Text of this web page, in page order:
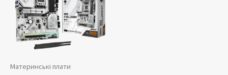
Материнські плати